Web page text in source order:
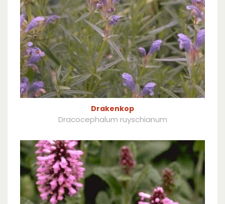
Drakenkop
Dracocephalum ruyschianum